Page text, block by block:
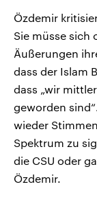
Özdemir
Sie müsse sich
Äußerungen
dass der Islam
dass „wir
geworden
wieder
Spektrum zu
die CSU oder
Özdemir.